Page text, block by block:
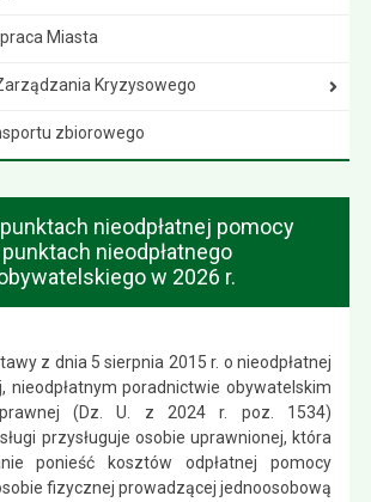
Miasta
Kryzysowego
zbiorowego
nieodpłatnej pomocy
nieodpłatnego
w 2026 r.
z dnia 5 sierpnia 2015 r. o nieodpłatnej
nieodpłatnym poradnictwie obywatelskim
(Dz. U. z 2024 r. poz. 1534)
przysługuje osobie uprawnionej, która
ponieść kosztów odpłatnej pomocy
fizycznej prowadzącej jednoosobową